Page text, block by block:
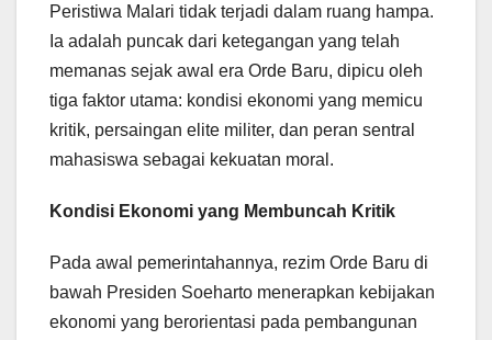
Peristiwa Malari tidak terjadi dalam ruang hampa.
Ia adalah puncak dari ketegangan yang telah
memanas sejak awal era Orde Baru, dipicu oleh
tiga faktor utama: kondisi ekonomi yang memicu
kritik, persaingan elite militer, dan peran sentral
mahasiswa sebagai kekuatan moral.
Kondisi Ekonomi yang Membuncah Kritik
Pada awal pemerintahannya, rezim Orde Baru di
bawah Presiden Soeharto menerapkan kebijakan
ekonomi yang berorientasi pada pembangunan